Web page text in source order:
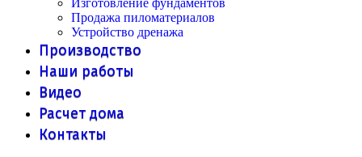
Изготовление фундаментов
Продажа пиломатериалов
Устройство дренажа
Производство
Наши работы
Видео
Расчет дома
Контакты